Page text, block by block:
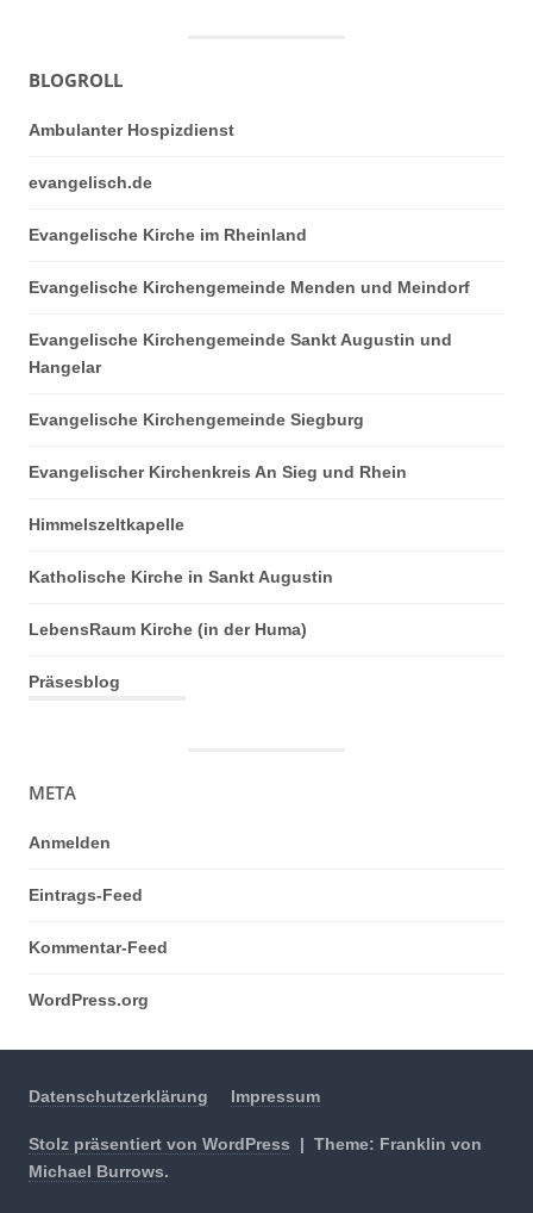
BLOGROLL
Ambulanter Hospizdienst
evangelisch.de
Evangelische Kirche im Rheinland
Evangelische Kirchengemeinde Menden und Meindorf
Evangelische Kirchengemeinde Sankt Augustin und
Hangelar
Evangelische Kirchengemeinde Siegburg
Evangelischer Kirchenkreis An Sieg und Rhein
Himmelszeltkapelle
Katholische Kirche in Sankt Augustin
LebensRaum Kirche (in der Huma)
Präsesblog
META
Anmelden
Eintrags-Feed
Kommentar-Feed
WordPress.org
Datenschutzerklärung Impressum
Stolz präsentiert von WordPress | Theme: Franklin von
Michael Burrows.